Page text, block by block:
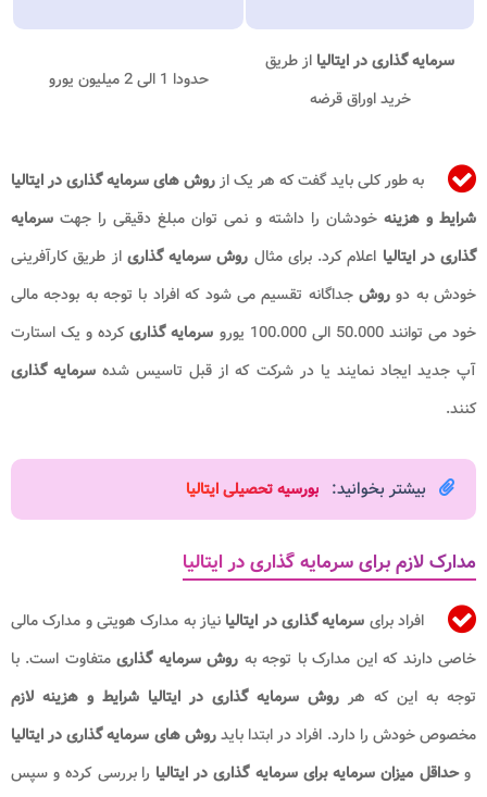
سرمایه گذاری در ایتالیا از طریق
خرید اوراق قرضه
حدودا 1 الی 2 میلیون یورو
به طور کلی باید گفت که هر یک ازروش های سرمایه گذاری در ایتالیا​
شرایط و هزینه خودشان را داشته و نمی توان مبلغ دقیقی را جهت سرمایه
گذاری در ایتالیا اعلام کرد. برای مثال روش سرمایه گذاری از طریق کارآفرینی
خودش به دوروش جداگانه تقسیم می شود که افراد با توجه به بودجه مالی
خود می توانند 50.000 الی 100.000 یورو
سرمایه گذاریکرده و یک استارت
آپ جدید ایجاد نمایند یا در شرکت که از قبل تاسیس شده سرمایه گذاری
کنند.
بیشتر بخوانید: بورسیه تحصیلی ایتالیا
مدارک لازم برای سرمایه گذاری در ایتالیا
افراد برای سرمایه گذاری در ایتالیا نیاز به مدارک هویتی و مدارک مالی
خاصی دارند که این مدارک با توجه به روش سرمایه گذاریمتفاوت است. با
توجه به این که هر روش سرمایه گذاری در ایتالیا شرایط و هزینه لازم
مخصوص خودش را دارد. افراد در ابتدا بایدروش های سرمایه گذاری در ایتالیا​
وحداقل میزان سرمایه برای سرمایه گذاری در ایتالیا را بررسی کرده و سپس